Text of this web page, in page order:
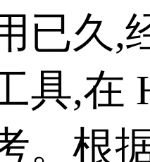
已久,
具,在
。根